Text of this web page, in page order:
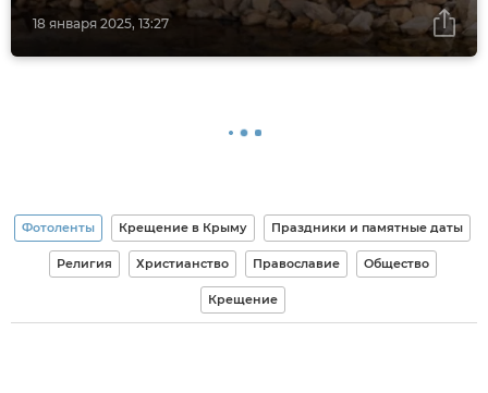
18 января 2025, 13:27
Фотоленты Крещение в Крыму Праздники и памятные даты
Религия Христианство Православие Общество
Крещение